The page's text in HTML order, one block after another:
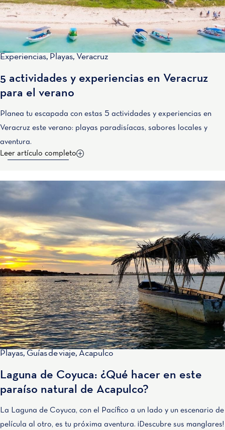
Experiencias, Playas, Veracruz
5 actividades y experiencias en Veracruz
para el verano
Planea tu escapada con estas 5 actividades y experiencias en
Veracruz este verano: playas paradisíacas, sabores locales y
aventura.
Leer artículo completo
Playas, Guías de viaje, Acapulco
Laguna de Coyuca: ¿Qué hacer en este
paraíso natural de Acapulco?
La Laguna de Coyuca, con el Pacífico a un lado y un escenario de
película al otro, es tu próxima aventura. ¡Descubre sus manglares!